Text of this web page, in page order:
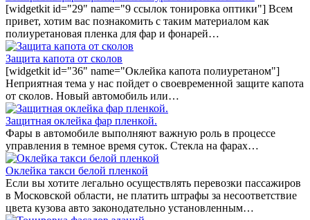
[widgetkit id="29" name="9 ссылок тонировка оптики"] Всем
привет, хотим вас познакомить с таким материалом как
полиуретановая пленка для фар и фонарей…
Защита капота от сколов
[widgetkit id="36" name="Оклейка капота полиуретаном"]
Неприятная тема у нас пойдет о своевременной защите капота
от сколов. Новый автомобиль или…
Защитная оклейка фар пленкой.
Фары в автомобиле выполняют важную роль в процессе
управления в темное время суток. Стекла на фарах…
Оклейка такси белой пленкой
Если вы хотите легально осуществлять перевозки пассажиров
в Московской области, не платить штрафы за несоответствие
цвета кузова авто законодательно установленным…